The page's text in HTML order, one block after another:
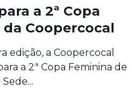
a 2ª Copa
Coopercocal
edição, a Coopercocal
a 2ª Copa Feminina de